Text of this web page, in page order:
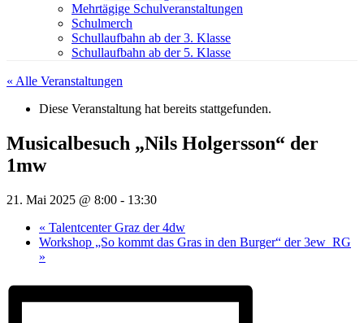
Mehrtägige Schulveranstaltungen
Schulmerch
Schullaufbahn ab der 3. Klasse
Schullaufbahn ab der 5. Klasse
« Alle Veranstaltungen
Diese Veranstaltung hat bereits stattgefunden.
Musicalbesuch „Nils Holgersson“ der
1mw
21. Mai 2025 @ 8:00 - 13:30
« Talentcenter Graz der 4dw
Workshop „So kommt das Gras in den Burger“ der 3ew_RG
»